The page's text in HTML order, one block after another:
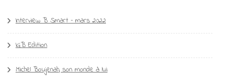
Interview B Smart – mars 2022
IGB Edition
Michel Boujenah, son monde à lui